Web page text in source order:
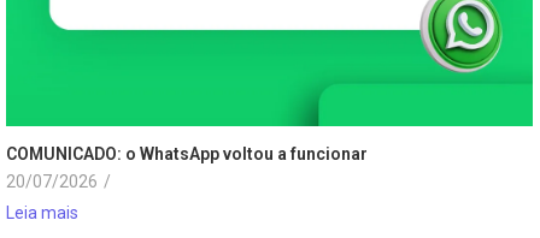
COMUNICADO: o WhatsApp voltou a funcionar
20/07/2026 /
Leia mais